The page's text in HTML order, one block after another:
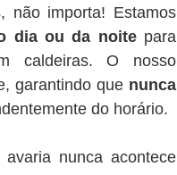
não importa! Estamos
dia ou da noitepara
caldeiras. O nosso
garantindo que nunca
do horário.
nunca acontece